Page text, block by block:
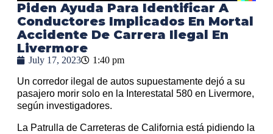
Piden Ayuda Para Identificar A
Conductores Implicados En Mortal
Accidente De Carrera Ilegal En
Livermore
July 17, 2023 1:40 pm
Un corredor ilegal de autos supuestamente dejó a su
pasajero morir solo en la Interestatal 580 en Livermore,
según investigadores.
La Patrulla de Carreteras de California está pidiendo la